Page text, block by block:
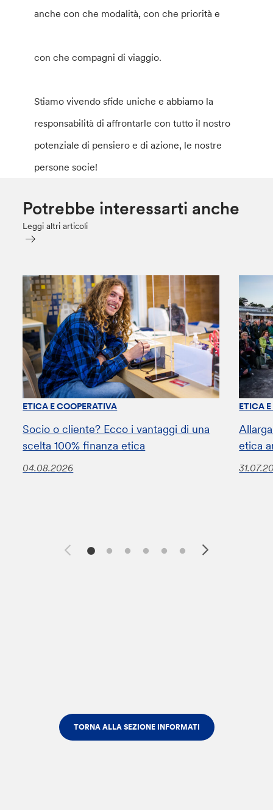
anche con che modalità, con che priorità e
con che compagni di viaggio.
Stiamo vivendo sfide uniche e abbiamo la
responsabilità di affrontarle con tutto il nostro
potenziale di pensiero e di azione, le nostre
persone socie!
Potrebbe interessarti anche
Leggi altri articoli
ETICA E COOPERATIVA
Socio o cliente? Ecco i vantaggi di una
scelta 100% finanza etica
04.08.2026
ETICA
etica
TORNA ALLA SEZIONE INFORMATI